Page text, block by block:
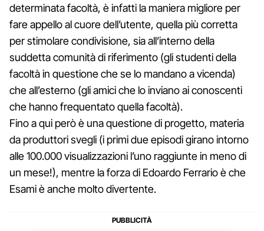
determinata facoltà, è infatti la maniera migliore per
fare appello al cuore dell’utente, quella più corretta
per stimolare condivisione, sia all’interno della
suddetta comunità di riferimento (gli studenti della
facoltà in questione che se lo mandano a vicenda)
che all’esterno (gli amici che lo inviano ai conoscenti
che hanno frequentato quella facoltà).
Fino a qui però è una questione di progetto, materia
da produttori svegli (i primi due episodi girano intorno
alle 100.000 visualizzazioni l’uno raggiunte in meno di
un mese!), mentre la forza di Edoardo Ferrario è che
Esami è anche molto divertente.